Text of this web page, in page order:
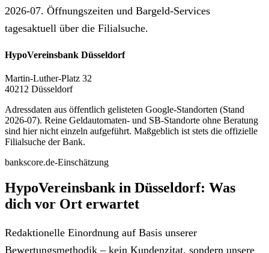
2026-07. Öffnungszeiten und Bargeld-Services
tagesaktuell über die Filialsuche.
HypoVereinsbank Düsseldorf
Martin-Luther-Platz 32
40212 Düsseldorf
Adressdaten aus öffentlich gelisteten Google-Standorten (Stand
2026-07). Reine Geldautomaten- und SB-Standorte ohne Beratung
sind hier nicht einzeln aufgeführt. Maßgeblich ist stets die offizielle
Filialsuche der Bank.
bankscore.de-Einschätzung
HypoVereinsbank in Düsseldorf: Was
dich vor Ort erwartet
Redaktionelle Einordnung auf Basis unserer
Bewertungsmethodik – kein Kundenzitat, sondern unsere